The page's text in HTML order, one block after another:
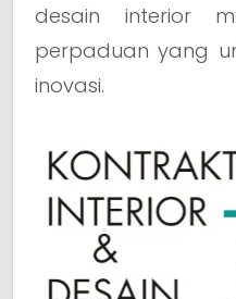
desain interior
perpaduan yang
inovasi.